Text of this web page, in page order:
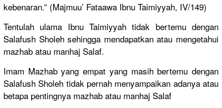
kebenaran.” (Majmuu’ Fataawa Ibnu Taimiyyah, IV/149)
Tentulah ulama Ibnu Taimiyyah tidak bertemu dengan
Salafush Sholeh sehingga mendapatkan atau mengetahui
mazhab atau manhaj Salaf.
Imam Mazhab yang empat yang masih bertemu dengan
Salafush Sholeh tidak pernah menyampaikan adanya atau
betapa pentingnya mazhab atau manhaj Salaf